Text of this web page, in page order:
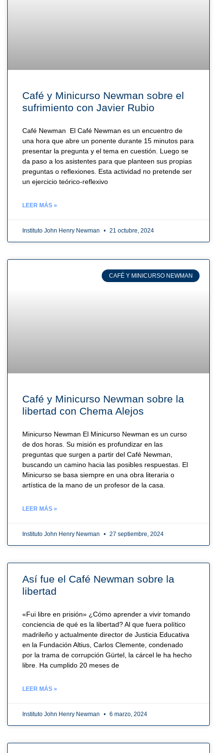
Café y Minicurso Newman sobre el
sufrimiento con Javier Rubio
Café Newman El Café Newman es un encuentro de
una hora que abre un ponente durante 15 minutos para
presentar la pregunta y el tema en cuestión. Luego se
da paso a los asistentes para que planteen sus propias
preguntas o reflexiones. Esta actividad no pretende ser
un ejercicio teórico-reflexivo
LEER MÁS »
Instituto John Henry Newman 21 octubre, 2024
CAFÉ Y MINICURSO NEWMAN
Café y Minicurso Newman sobre la
libertad con Chema Alejos
Minicurso Newman El Minicurso Newman es un curso
de dos horas. Su misión es profundizar en las
preguntas que surgen a partir del Café Newman,
buscando un camino hacia las posibles respuestas. El
Minicurso se basa siempre en una obra literaria o
artística de la mano de un profesor de la casa.
LEER MÁS »
Instituto John Henry Newman 27 septiembre, 2024
Así fue el Café Newman sobre la
libertad
«Fui libre en prisión» ¿Cómo aprender a vivir tomando
conciencia de qué es la libertad? Al que fuera político
madrileño y actualmente director de Justicia Educativa
en la Fundación Altius, Carlos Clemente, condenado
por la trama de corrupción Gürtel, la cárcel le ha hecho
libre. Ha cumplido 20 meses de
LEER MÁS »
Instituto John Henry Newman 6 marzo, 2024